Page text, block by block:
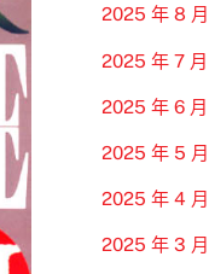
2025 年 8 月
2025 年 7 月
2025 年 6 月
2025 年 5 月
2025 年 4 月
2025 年 3 月